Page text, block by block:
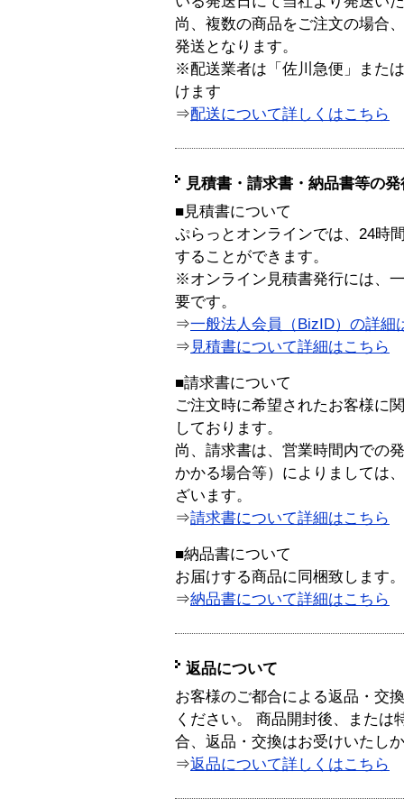
尚、複数の商品をご注文の場合
発送となります。
※配送業者は「佐川急便」また
けます
⇒配送について詳しくはこちら
見積書・請求書・納品書等の
■見積書について
ぷらっとオンラインでは、24時
することができます。
※オンライン見積書発行には、
要です。
⇒一般法人会員（BizID）の詳細
⇒ 見積書について詳細はこちら
■請求書について
ご注文時に希望されたお客様に
しております。
尚、請求書は、営業時間内での
かかる場合等）によりましては
ざいます。
⇒請求書について詳細はこちら
■納品書について
お届けする商品に同梱致します。
⇒納品書について詳細はこちら
返品について
お客様のご都合による返品・交
ください。 商品開封後、または
合、返品・交換はお受けいたし
⇒返品について詳しくはこちら